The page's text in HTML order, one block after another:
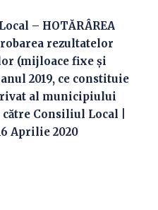
– HOTĂRÂREA
rezultatelor
(mijloace fixe şi
2019, ce constituie
al municipiului
Consiliul Local |
Aprilie 2020